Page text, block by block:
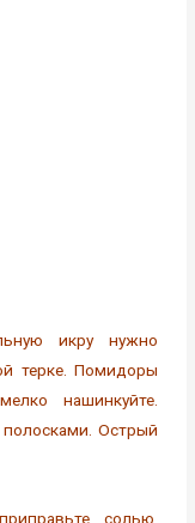
икру нужно
терке. Помидоры
нашинкуйте.
Острый
солью.